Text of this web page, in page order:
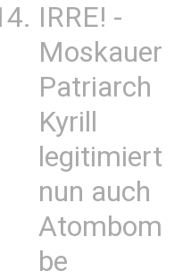
IRRE! -
Moskauer
Patriarch
Kyrill
legitimiert
nun auch
Atombom
be